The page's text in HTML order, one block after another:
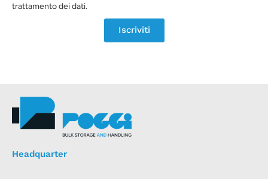
trattamento dei dati.
Iscriviti
Headquarter